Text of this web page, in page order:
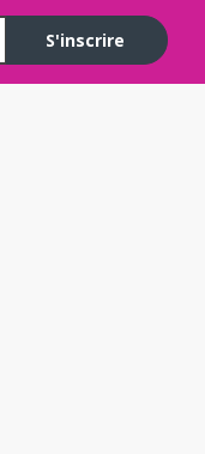
S'inscrire